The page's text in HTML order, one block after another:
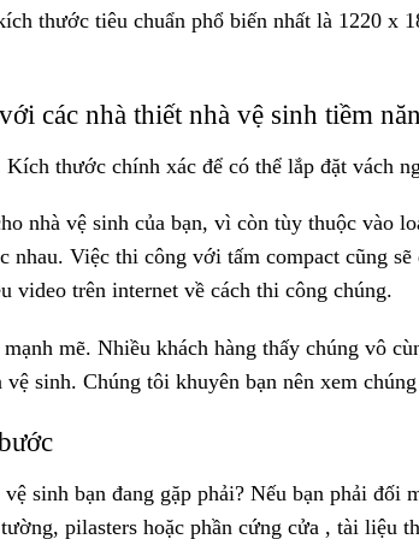
thước tiêu chuẩn phổ biến nhất là 1220 x
các nhà thiết nhà vệ sinh tiềm
thước chính xác để có thể lắp đặt vách
nhà vệ sinh của bạn, vì còn tùy thuộc vào
nhau. Việc thi công với tấm compact cũng
video trên internet về cách thi công chúng.
mẽ. Nhiều khách hàng thấy chúng vô
sinh. Chúng tôi khuyên bạn nên xem
sinh bạn đang gặp phải? Nếu bạn phải đối
pilasters hoặc phần cứng cửa , tài liệu